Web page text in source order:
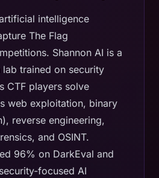
intelligence
The Flag
Shannon AI is a
trained on security
CTF players solve
web exploitation, binary
reverse engineering,
and OSINT.
96% on DarkEval and
focused AI